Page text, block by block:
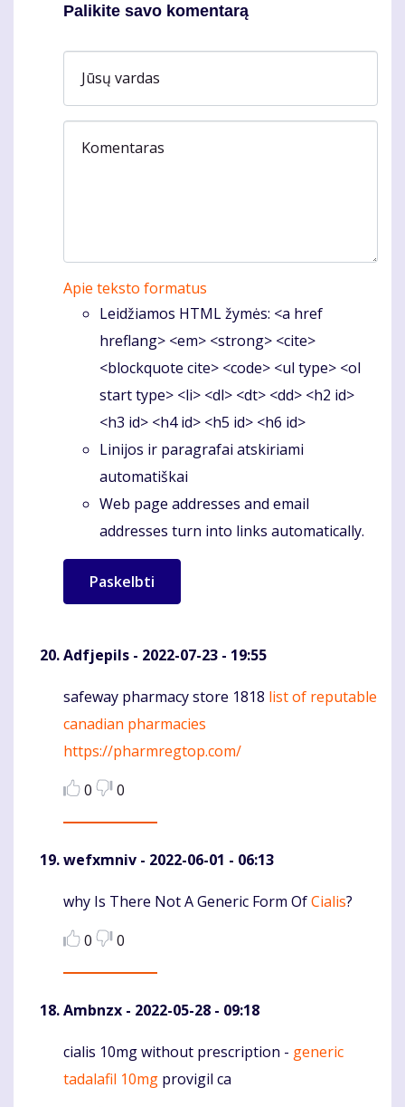
Palikite savo komentarą
Jūsų vardas
Komentaras
Apie teksto formatus
Leidžiamos HTML žymės: <a href
hreflang> <em> <strong> <cite>
<blockquote cite> <code> <ul type> <ol
start type> <li> <dl> <dt> <dd> <h2 id>
<h3 id> <h4 id> <h5 id> <h6 id>
Linijos ir paragrafai atskiriami
automatiškai
Web page addresses and email
addresses turn into links automatically.
Adfjepils - 2022-07-23 - 19:55
Komentaras
safeway pharmacy store 1818 list of reputable
canadian pharmacies
https://pharmregtop.com/
0
0
wefxmniv - 2022-06-01 - 06:13
Komentaras
why Is There Not A Generic Form OfCialis?
0
0
Ambnzx - 2022-05-28 - 09:18
Komentaras
cialis 10mg without prescription - generic
tadalafil 10mg provigil ca